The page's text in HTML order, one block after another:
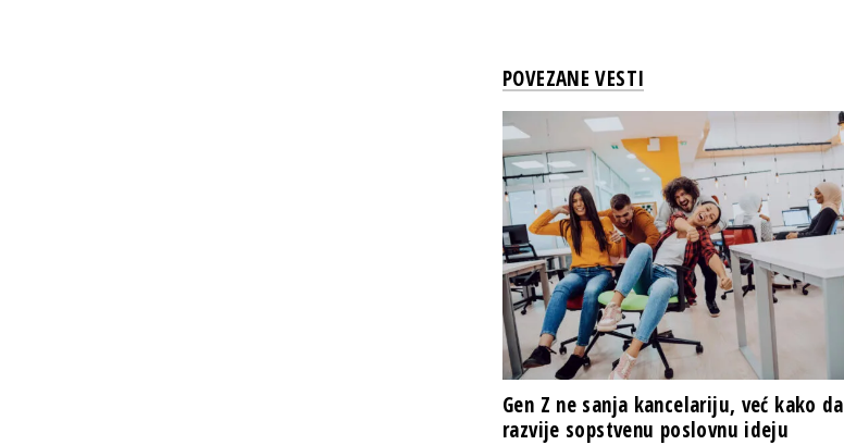
POVEZANE VESTI
Gen Z ne sanja kancelariju, već kako da
razvije sopstvenu poslovnu ideju